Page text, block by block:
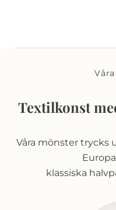
Textilkonst
Våra mönster trycks
klassiska